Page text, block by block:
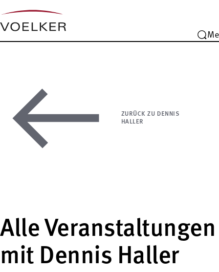
ZURÜCK ZU DENNIS
HALLER
Alle Veranstaltungen
mit Dennis Haller